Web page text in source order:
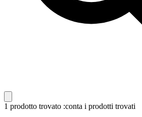
1 prodotto trovato :conta i prodotti trovati